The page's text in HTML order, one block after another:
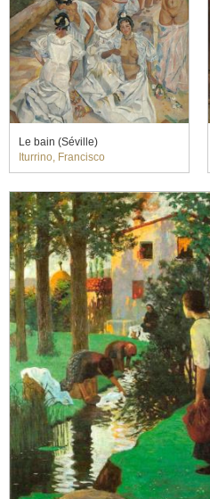
Le bain (Séville)
Iturrino, Francisco